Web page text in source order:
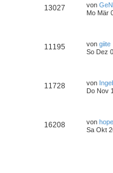
13027 von
Mo Mär
11195 von giite
So Dez
11728 von
Do Nov
16208 von
Sa Okt